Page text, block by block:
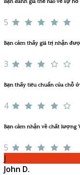
Bạn đánh giá thế nào về sự
5
Bạn cảm thấy giá trị nhận
3
Bạn thấy tiêu chuẩn của chỗ
4
Bạn cảm nhận về chất lượng
5
J
John D.